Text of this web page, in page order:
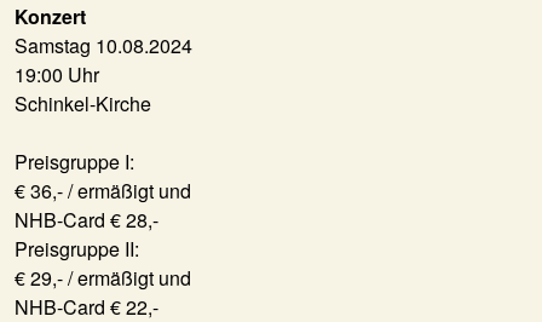
Konzert
Samstag 10.08.2024
19:00 Uhr
Schinkel-Kirche
Preisgruppe I:
€ 36,- / ermäßigt und
NHB-Card € 28,-
Preisgruppe II:
€ 29,- / ermäßigt und
NHB-Card € 22,-